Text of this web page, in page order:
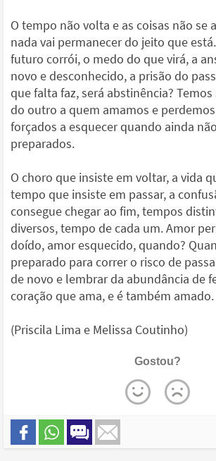
O tempo não volta e as coisas não se
nada vai permanecer do jeito que
futuro corrói, o medo do que virá, a
novo e desconhecido, a prisão do
que falta faz, será abstinência?
do outro a quem amamos e
forçados a esquecer quando ainda
preparados.
O choro que insiste em voltar, a vida
tempo que insiste em passar, a
consegue chegar ao fim, tempos
diversos, tempo de cada um. Amor
doído, amor esquecido, quando?
preparado para correr o risco de
de novo e lembrar da abundância de
coração que ama, e é também amado.
(Priscila Lima e Melissa Coutinho)
Gostou?